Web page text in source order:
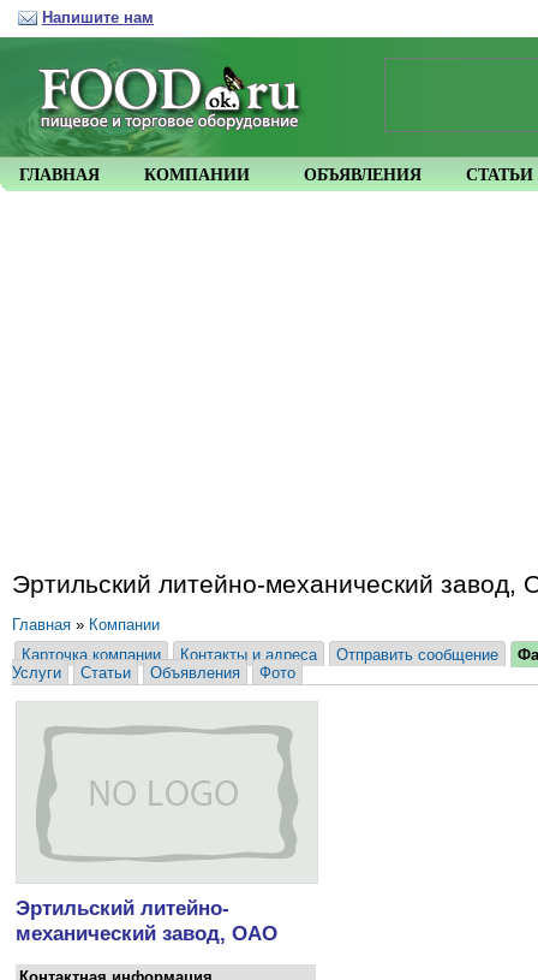
Эртильский литейно-механический завод,
Главная » Компании
Карточка компании
Контакты и адреса Отправить сообщение
Услуги
Статьи Объявления Фото
Эртильский литейно-
механический завод, ОАО
ГЛАВНАЯ КОМПАНИИ ОБЪЯВЛЕНИЯ СТАТЬИ
Напишите нам